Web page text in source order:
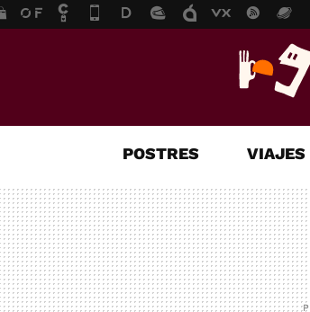
POSTRES VIAJES